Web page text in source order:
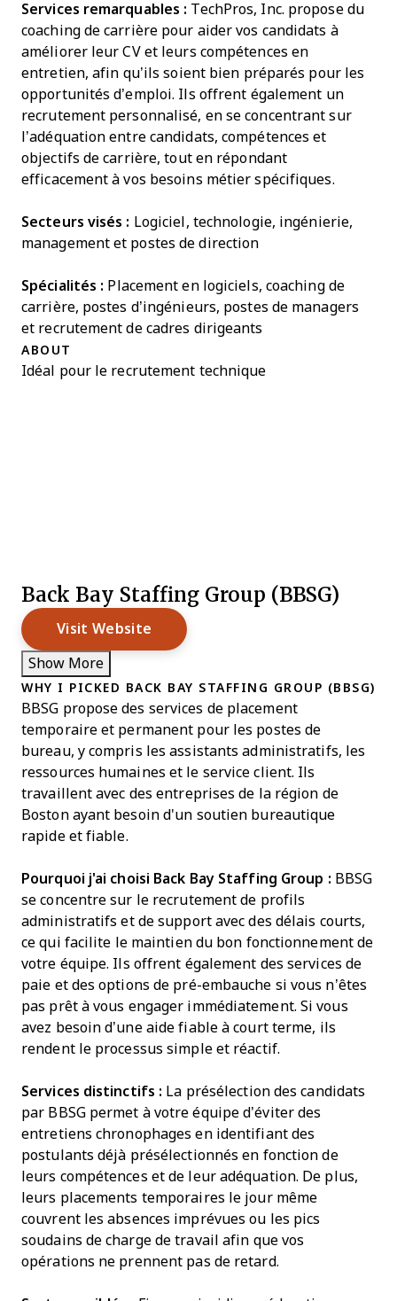
Services remarquables : TechPros, Inc. propose du
coaching de carrière pour aider vos candidats à
améliorer leur CV et leurs compétences en
entretien, afin qu’ils soient bien préparés pour les
opportunités d’emploi. Ils offrent également un
recrutement personnalisé, en se concentrant sur
l’adéquation entre candidats, compétences et
objectifs de carrière, tout en répondant
efficacement à vos besoins métier spécifiques.
Secteurs visés : Logiciel, technologie, ingénierie,
management et postes de direction
Spécialités : Placement en logiciels, coaching de
carrière, postes d’ingénieurs, postes de managers
et recrutement de cadres dirigeants
ABOUT
Idéal pour le recrutement technique
Back Bay Staffing Group (BBSG)
Visit Website
Show More
WHY I PICKED BACK BAY STAFFING GROUP (BBSG)
BBSG propose des services de placement
temporaire et permanent pour les postes de
bureau, y compris les assistants administratifs, les
ressources humaines et le service client. Ils
travaillent avec des entreprises de la région de
Boston ayant besoin d'un soutien bureautique
rapide et fiable.
Pourquoi j'ai choisi Back Bay Staffing Group : BBSG
se concentre sur le recrutement de profils
administratifs et de support avec des délais courts,
ce qui facilite le maintien du bon fonctionnement de
votre équipe. Ils offrent également des services de
paie et des options de pré-embauche si vous n’êtes
pas prêt à vous engager immédiatement. Si vous
avez besoin d’une aide fiable à court terme, ils
rendent le processus simple et réactif.
Services distinctifs : La présélection des candidats
par BBSG permet à votre équipe d’éviter des
entretiens chronophages en identifiant des
postulants déjà présélectionnés en fonction de
leurs compétences et de leur adéquation. De plus,
leurs placements temporaires le jour même
couvrent les absences imprévues ou les pics
soudains de charge de travail afin que vos
opérations ne prennent pas de retard.